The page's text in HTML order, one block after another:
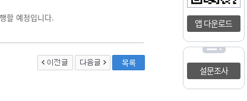
앱 다운로드
설문조사
할 예정입니다.
목록